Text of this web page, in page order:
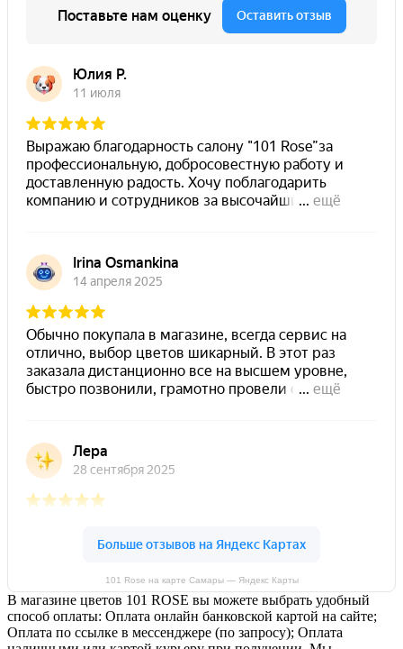
101 Rose на карте Самары — Яндекс Карты
В магазине цветов 101 ROSE вы можете выбрать удобный
способ оплаты: Оплата онлайн банковской картой на сайте;
Оплата по ссылке в мессенджере (по запросу); Оплата